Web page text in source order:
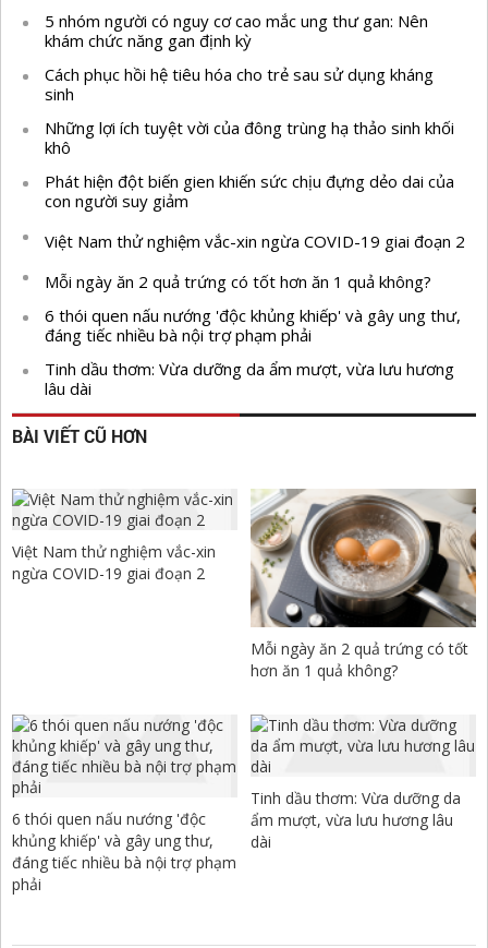
5 nhóm người có nguy cơ cao mắc ung thư gan: Nên
khám chức năng gan định kỳ
Cách phục hồi hệ tiêu hóa cho trẻ sau sử dụng kháng
sinh
Những lợi ích tuyệt vời của đông trùng hạ thảo sinh khối
khô
Phát hiện đột biến gien khiến sức chịu đựng dẻo dai của
con người suy giảm
Việt Nam thử nghiệm vắc-xin ngừa COVID-19 giai đoạn 2
Mỗi ngày ăn 2 quả trứng có tốt hơn ăn 1 quả không?
6 thói quen nấu nướng 'độc khủng khiếp' và gây ung thư,
đáng tiếc nhiều bà nội trợ phạm phải
Tinh dầu thơm: Vừa dưỡng da ẩm mượt, vừa lưu hương
lâu dài
BÀI VIẾT CŨ HƠN
Việt Nam thử nghiệm vắc-xin
ngừa COVID-19 giai đoạn 2
Mỗi ngày ăn 2 quả trứng có tốt
hơn ăn 1 quả không?
6 thói quen nấu nướng 'độc
khủng khiếp' và gây ung thư,
đáng tiếc nhiều bà nội trợ phạm
phải
Tinh dầu thơm: Vừa dưỡng da
ẩm mượt, vừa lưu hương lâu
dài